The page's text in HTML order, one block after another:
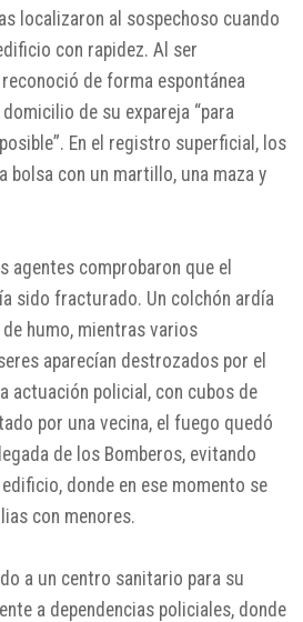
localizaron al sospechoso cuando
con rapidez. Al ser
de forma espontánea
de su expareja “para
En el registro superficial, los
bolsa con un martillo, una maza y
agentes comprobaron que el
sido fracturado. Un colchón ardía
humo, mientras varios
aparecían destrozados por el
actuación policial, con cubos de
por una vecina, el fuego quedó
de los Bomberos, evitando
donde en ese momento se
con menores.
a un centro sanitario para su
a dependencias policiales, donde